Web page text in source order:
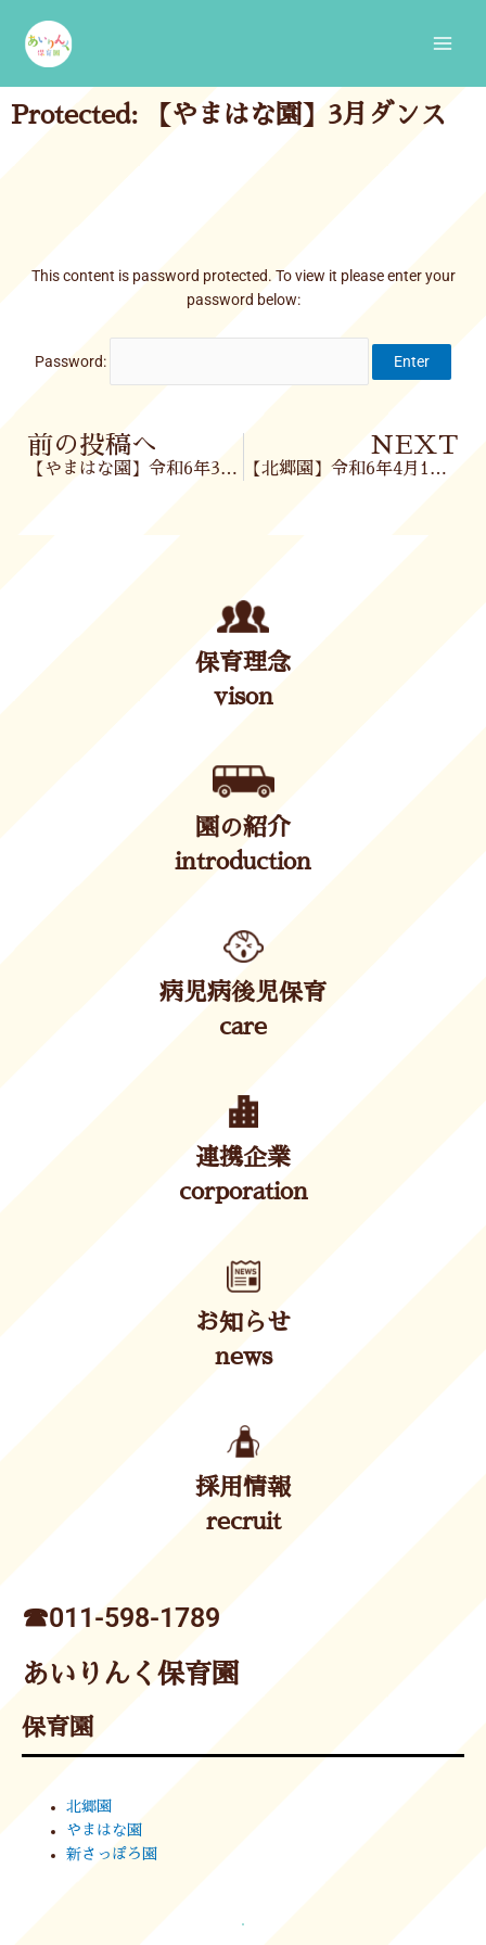
content
Protected: 【やまはな園】3月ダンス
This content is password protected. To view it please enter your
password below:
Password:
Prev
前の投稿へ
【やまはな園】令和6年3月29日(金)
NEXT
【北郷園】令和6年4月1日(月)
保育理念
vison
園の紹介
introduction
病児病後児保育
care
連携企業
corporation
お知らせ
news
採用情報
recruit
☎︎011-598-1789
あいりんく保育園
保育園
北郷園
やまはな園
新さっぽろ園